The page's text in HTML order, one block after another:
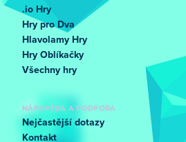
.io Hry
Hry pro Dva
Hlavolamy Hry
Hry Oblíkačky
Všechny hry
NÁPOVĚDA A PODPORA
Nejčastější dotazy
Kontakt